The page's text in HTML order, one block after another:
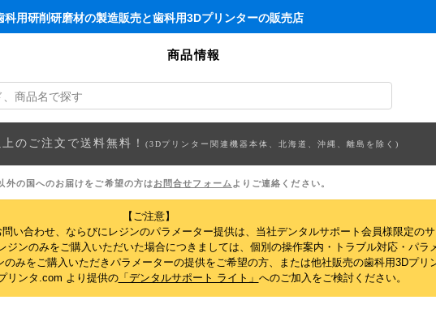
商品情報
科用研削研磨材の製造販売と歯科用3Dプリンターの販売店
のご注文で送料無料！ (3Dプリンター関連機器本体、北海道、沖縄、離島を除く)
外の国へのお届けをご希望の方はお問合せフォームよりご連絡ください。
【ご注意】
い合わせ、ならびにレジンのパラメーター提供は、当社デンタルサポート会員様限定の
ンのみをご購入いただいた場合につきましては、個別の操作案内・トラブル対応・パラ
みをご購入いただきパラメーターの提供をご希望の方、または他社販売の歯科用3Dプリ
リンタ.com より提供の「デンタルサポート ライト」 へのご加入をご検討ください。